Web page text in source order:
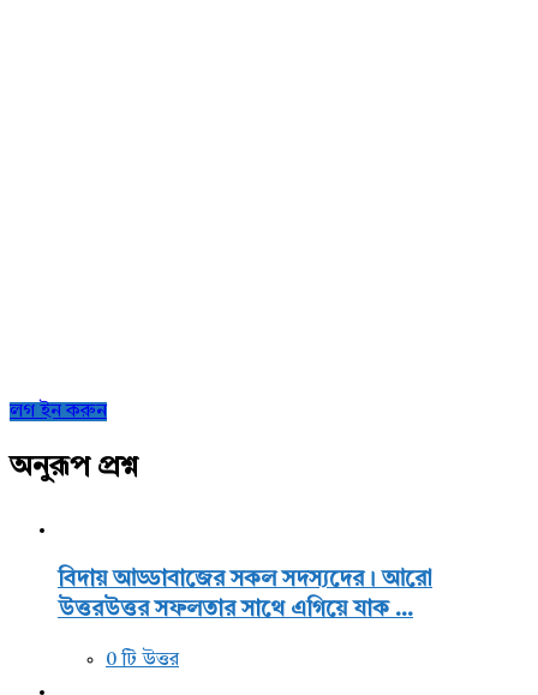
Sidebar
লগ ইন করুন
অনুরূপ প্রশ্ন
বিদায় আড্ডাবাজের সকল সদস্যদের। আরো
উত্তরউত্তর সফলতার সাথে এগিয়ে যাক ...
0 টি উত্তর